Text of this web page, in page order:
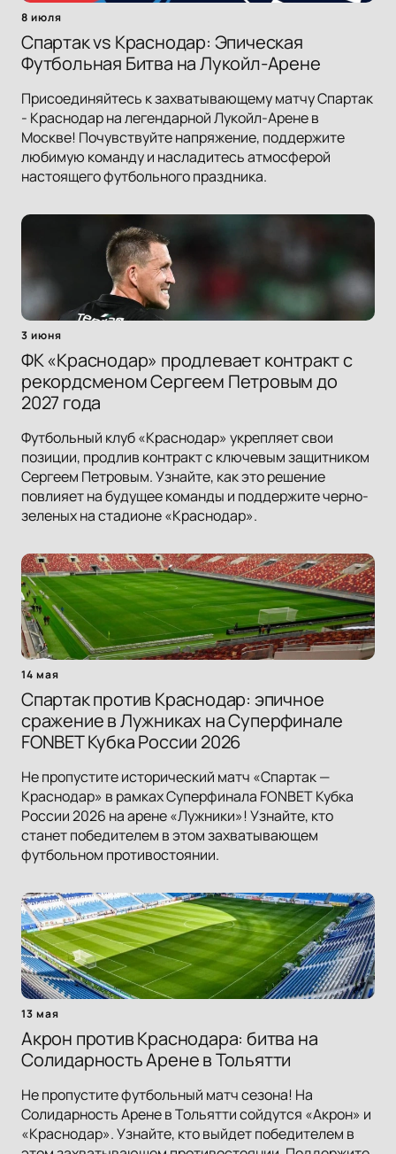
8 июля
Спартак vs Краснодар: Эпическая
Футбольная Битва на Лукойл-Арене
Присоединяйтесь к захватывающему матчу Спартак
- Краснодар на легендарной Лукойл-Арене в
Москве! Почувствуйте напряжение, поддержите
любимую команду и насладитесь атмосферой
настоящего футбольного праздника.
3 июня
ФК «Краснодар» продлевает контракт с
рекордсменом Сергеем Петровым до
2027 года
Футбольный клуб «Краснодар» укрепляет свои
позиции, продлив контракт с ключевым защитником
Сергеем Петровым. Узнайте, как это решение
повлияет на будущее команды и поддержите черно-
зеленых на стадионе «Краснодар».
14 мая
Спартак против Краснодар: эпичное
сражение в Лужниках на Суперфинале
FONBET Кубка России 2026
Не пропустите исторический матч «Спартак —
Краснодар» в рамках Суперфинала FONBET Кубка
России 2026 на арене «Лужники»! Узнайте, кто
станет победителем в этом захватывающем
футбольном противостоянии.
13 мая
Акрон против Краснодара: битва на
Солидарность Арене в Тольятти
Не пропустите футбольный матч сезона! На
Солидарность Арене в Тольятти сойдутся «Акрон» и
«Краснодар». Узнайте, кто выйдет победителем в